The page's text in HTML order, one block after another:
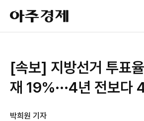
아
주
경
[속보] 지방선거 투표
재 19%···4년 전보
박희원 기자